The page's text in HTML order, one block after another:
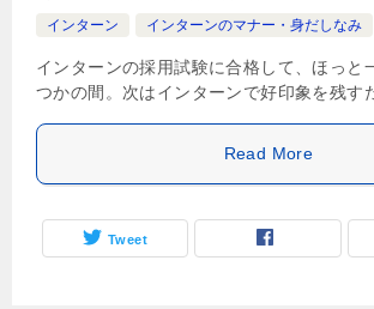
インターン
インターンのマナー・身だしなみ
インターンの採用試験に合格して、ほっと
つかの間。次はインターンで好印象を残
Read More
Tweet